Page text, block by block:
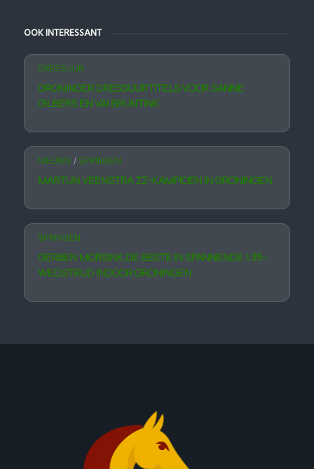
OOK INTERESSANT
DRESSUUR
GRONINGER DRESSUURTITELS VOOR SANNE
GILBERS EN VAI BRUNTINK
NIEUWS / SPRINGEN
MARTIJN VEENSTRA ZZ-KAMPIOEN IN GRONINGEN
SPRINGEN
GERBEN MORSINK DE BESTE IN SPANNENDE 1.35-
WEDSTRIJD INDOOR GRONINGEN